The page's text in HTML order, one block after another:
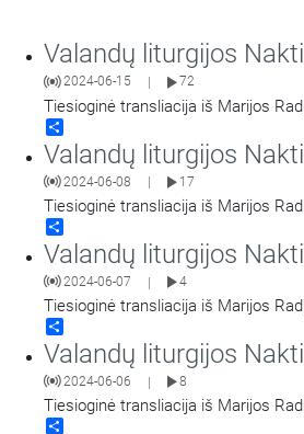
Valandų liturgijos
2024-06-15 72
Tiesioginė transliacija iš Marijos
Valandų liturgijos
2024-06-08 17
Tiesioginė transliacija iš Marijos
Valandų liturgijos
2024-06-07 | 4
Tiesioginė transliacija iš Marijos
Valandų liturgijos
2024-06-06 | 8
Tiesioginė transliacija iš Marijos